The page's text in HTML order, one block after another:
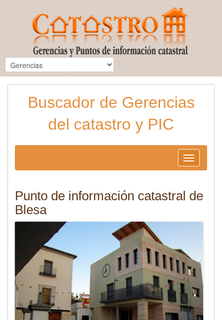
Buscador de Gerencias
del catastro y PIC
Toggle
navigation
Punto de información catastral de
Blesa